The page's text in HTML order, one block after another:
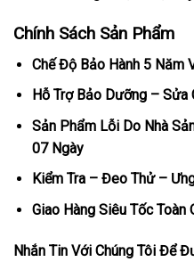
Chính Sách Sản Phẩm
Chế Độ Bảo Hành 5 Năm
Hỗ Trợ Bảo Dưỡng – Sửa
Sản Phẩm Lỗi Do Nhà
07 Ngày
Kiểm Tra – Đeo Thử –
Giao Hàng Siêu Tốc Toàn
Nhắn Tin Với Chúng Tôi Để